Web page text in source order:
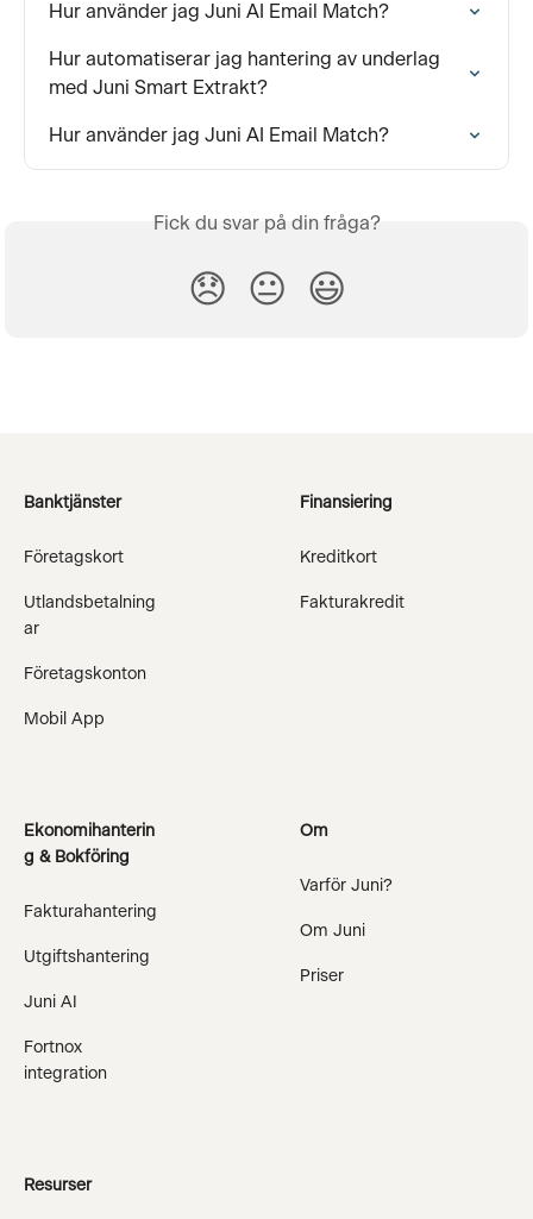
Hur använder jag Juni AI Email Match?
Hur automatiserar jag hantering av underlag
med Juni Smart Extrakt?
Hur använder jag Juni AI Email Match?
Fick du svar på din fråga?
😞 😐 😃
Banktjänster
Företagskort
Utlandsbetalning
ar
Företagskonton
Mobil App
Finansiering
Kreditkort
Fakturakredit
Ekonomihanterin
g & Bokföring
Fakturahantering
Utgiftshantering
Juni AI
Fortnox
integration
Om
Varför Juni?
Om Juni
Priser
Resurser